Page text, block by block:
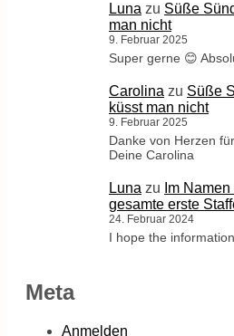
Luna zu Süße
man nicht
9. Februar 2025
Super gerne 😊
Carolina zu Süße
küsst man nicht
9. Februar 2025
Danke von Herzen
Deine Carolina
Luna zu Im
gesamte erste
24. Februar 2024
I hope the
Meta
Anmelden